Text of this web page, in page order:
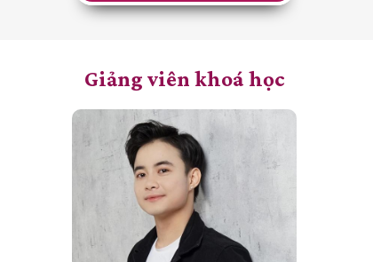
Giảng viên khoá học